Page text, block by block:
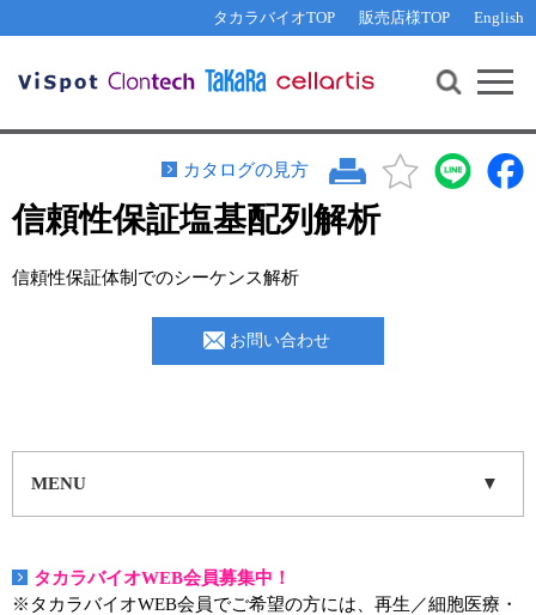
タカラバイオTOP 販売店様TOP English
機能解析・サイレンシング
核酸抽出・精製・標識
テクニカルサポートライン
その他 ライセンスに関するご相談
遺伝子組換え生物該当製品
研究支援ツール
Cut-Site Navigator 制限酵素切断サイトの検索
In-Fusion Cloning プライマー設計
抗体検索サイト
リアルタイムPCR （インターカレーター法）
リアルタイムPCR（プローブ法）
ラーニングセンター
リアルタイムPCR実験ガイド
お問い合わせ WEB会員登録
カタログの見方
信頼性保証塩基配列解析
信頼性保証体制でのシーケンス解析
お問い合わせ
MENU
タカラバイオWEB会員募集中！
※タカラバイオWEB会員でご希望の方には、再生／細胞医療・